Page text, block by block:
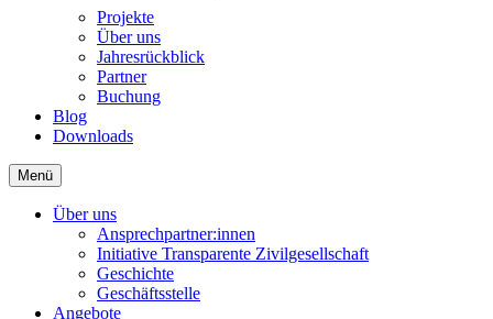
Projekte
Über uns
Jahresrückblick
Partner
Buchung
Blog
Downloads
Menü
Über uns
Ansprechpartner:innen
Initiative Transparente Zivilgesellschaft
Geschichte
Geschäftsstelle
Angebote